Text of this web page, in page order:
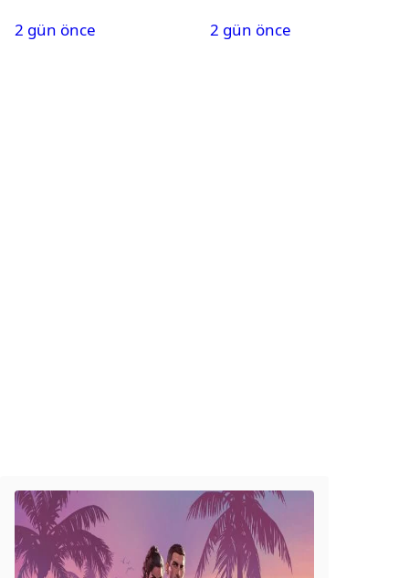
2 gün önce
alındı
2 gün önce